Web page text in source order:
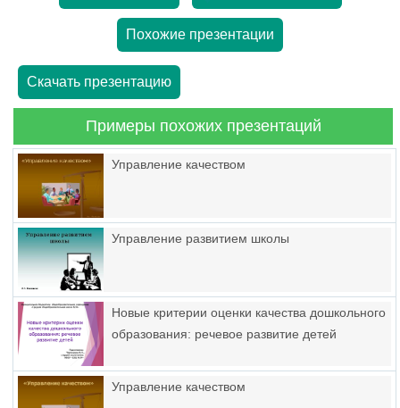
Похожие презентации
Скачать презентацию
Примеры похожих презентаций
Управление качеством
Управление развитием школы
Новые критерии оценки качества дошкольного
образования: речевое развитие детей
Управление качеством